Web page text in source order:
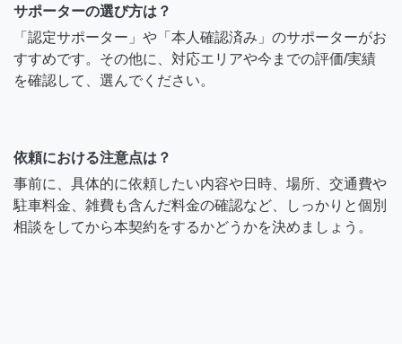
サポーターの選び方は？
「認定サポーター」や「本人確認済み」のサポーターがお
すすめです。その他に、対応エリアや今までの評価/実績
を確認して、選んでください。
依頼における注意点は？
事前に、具体的に依頼したい内容や日時、場所、交通費や
駐車料金、雑費も含んだ料金の確認など、しっかりと個別
相談をしてから本契約をするかどうかを決めましょう。